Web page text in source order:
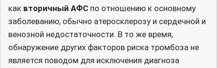
как вторичный АФС по отношению к основному
заболеванию, обычно атеросклерозу и сердечной и
венозной недостаточности. В то же время,
обнаружение других факторов риска тромбоза не
является поводом для исключения диагноза